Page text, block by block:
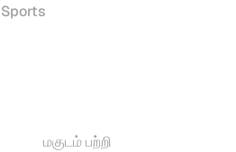
Sports
மகுடம் பற்றி